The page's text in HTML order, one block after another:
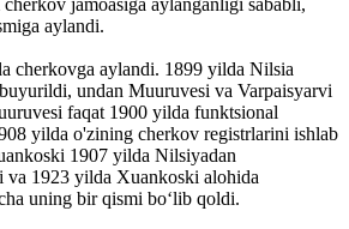
aylandi.
cherkovga aylandi. 1899 yilda Nilsia
undan Muuruvesi va Varpaisyarvi
faqat 1900 yilda funktsional
yilda o'zining cherkov registrlarini ishlab
1907 yilda Nilsiyadan
va 1923 yilda Xuankoski alohida
uning bir qismi boʻlib qoldi.